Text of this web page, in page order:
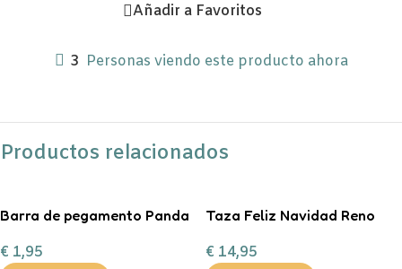
Añadir a Favoritos
3 Personas viendo este producto ahora
Productos relacionados
Barra de pegamento Panda
€ 1,95
Taza Feliz Navidad Reno
personalizable con
€ 14,95